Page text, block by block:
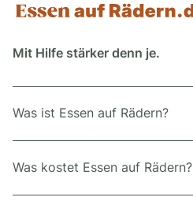
Mit Hilfe stärker denn je.
Was ist Essen auf Rädern?
Was kostet Essen auf Rädern?